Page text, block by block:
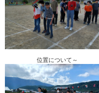
位置について～